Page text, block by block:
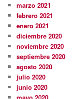
marzo 2021
febrero 2021
enero 2021
diciembre 2020
noviembre 2020
septiembre 2020
agosto 2020
julio 2020
junio 2020